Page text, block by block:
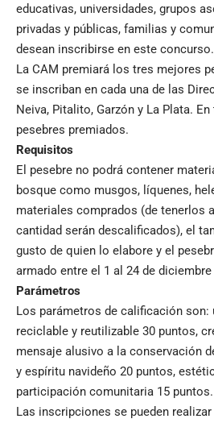
educativas, universidades, grupos
privadas y públicas, familias y
desean inscribirse en este concurso.
La CAM premiará los tres mejores
se inscriban en cada una de las
Neiva, Pitalito, Garzón y La Plata.
pesebres premiados.
Requisitos
El pesebre no podrá contener
bosque como musgos, líquenes,
materiales comprados (de tenerlos
cantidad serán descalificados), el
gusto de quien lo elabore y el
armado entre el 1 al 24 de diciembre
Parámetros
Los parámetros de calificación son:
reciclable y reutilizable 30 puntos,
mensaje alusivo a la conservación
y espíritu navideño 20 puntos,
participación comunitaria 15 puntos.
Las inscripciones se pueden